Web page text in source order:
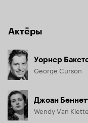
Актёры
Уорнер
George Curson
Джоан
Wendy Van